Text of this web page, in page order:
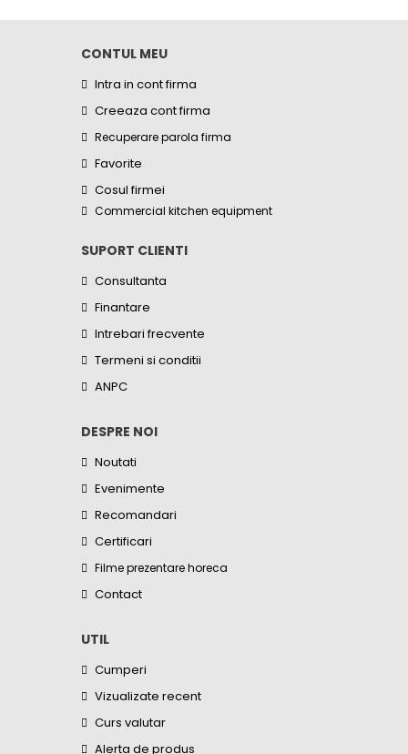
CONTUL MEU
Intra in cont firma
Creeaza cont firma
Recuperare parola firma
Favorite
Cosul firmei
Commercial kitchen equipment
SUPORT CLIENTI
Consultanta
Finantare
Intrebari frecvente
Termeni si conditii
ANPC
DESPRE NOI
Noutati
Evenimente
Recomandari
Certificari
Filme prezentare horeca
Contact
UTIL
Cumperi
Vizualizate recent
Curs valutar
Alerta de produs